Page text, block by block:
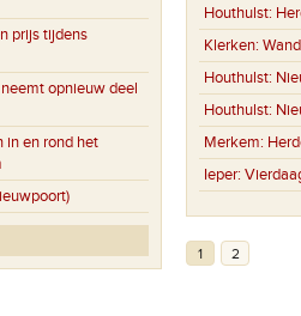
prijs tijdens
opnieuw deel
in en rond het
Houthulst:
Klerken:
Houthulst:
Houthulst:
Merkem:
Ieper:
1 2